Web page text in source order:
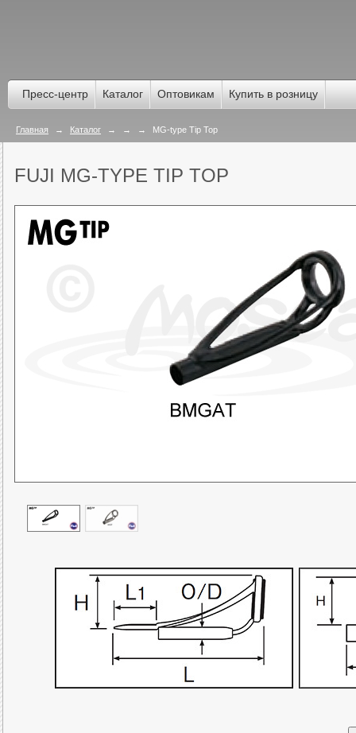
Пресс-центр Каталог Оптовикам Купить в розницу
Главная → Каталог → → → MG-type Tip Top
FUJI MG-TYPE TIP TOP